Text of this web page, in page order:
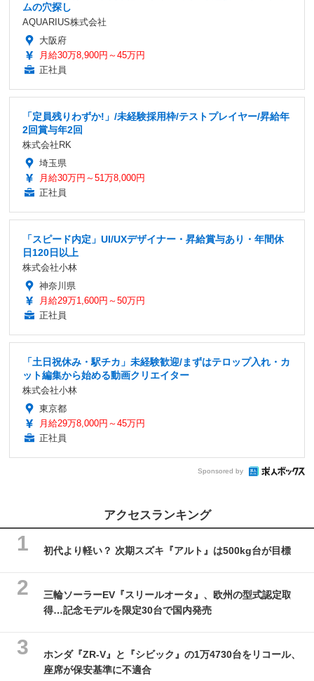
ムの穴探し
AQUARIUS株式会社
大阪府
月給30万8,900円～45万円
正社員
「定員残りわずか!」/未経験採用枠/テストプレイヤー/昇給年
2回賞与年2回
株式会社RK
埼玉県
月給30万円～51万8,000円
正社員
「スピード内定」UI/UXデザイナー・昇給賞与あり・年間休
日120日以上
株式会社小林
神奈川県
月給29万1,600円～50万円
正社員
「土日祝休み・駅チカ」未経験歓迎/まずはテロップ入れ・カ
ット編集から始める動画クリエイター
株式会社小林
東京都
月給29万8,000円～45万円
正社員
Sponsored by
アクセスランキング
初代より軽い？ 次期スズキ『アルト』は500kg台が目標
三輪ソーラーEV『スリールオータ』、欧州の型式認定取
得…記念モデルを限定30台で国内発売
ホンダ『ZR-V』と『シビック』の1万4730台をリコール、
座席が保安基準に不適合